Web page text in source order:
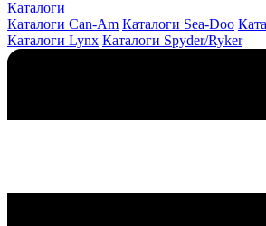
Каталоги
Каталоги Can-Am Каталоги Sea-Doo
Каталоги Lynx Каталоги Spyder/Ryker